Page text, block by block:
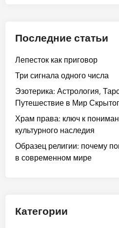
Последние статьи
Лепесток как приговор
Три сигнала одного числа
Эзотерика: Астрология,
Путешествие в Мир
Храм права: ключ к
культурного наследия
Образец религии: почему
в современном мире
Категории